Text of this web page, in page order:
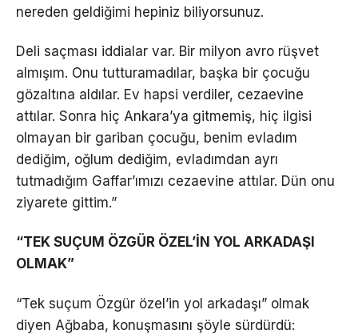
nereden geldiğimi hepiniz biliyorsunuz.
Deli saçması iddialar var. Bir milyon avro rüşvet
almışım. Onu tutturamadılar, başka bir çocuğu
gözaltına aldılar. Ev hapsi verdiler, cezaevine
attılar. Sonra hiç Ankara’ya gitmemiş, hiç ilgisi
olmayan bir gariban çocuğu, benim evladım
dediğim, oğlum dediğim, evladımdan ayrı
tutmadığım Gaffar’ımızı cezaevine attılar. Dün onu
ziyarete gittim.”
“TEK SUÇUM ÖZGÜR ÖZEL’İN YOL ARKADAŞI
OLMAK”
“Tek suçum Özgür özel’in yol arkadaşı” olmak
diyen Ağbaba, konuşmasını şöyle sürdürdü: